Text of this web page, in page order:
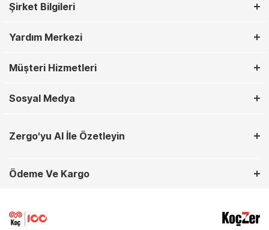
Şirket Bilgileri
Yardım Merkezi
Müşteri Hizmetleri
Sosyal Medya
Zergo'yu AI İle Özetleyin
Ödeme Ve Kargo